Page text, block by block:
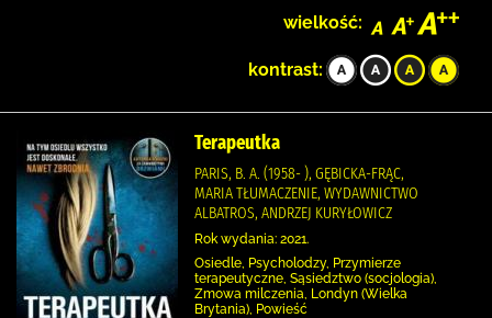
wielkość:
kontrast:
Terapeutka
PARIS, B. A. (1958- ), GĘBICKA-FRĄC,
MARIA TŁUMACZENIE, WYDAWNICTWO
ALBATROS, ANDRZEJ KURYŁOWICZ
Rok wydania: 2021.
Osiedle, Psycholodzy, Przymierze
terapeutyczne, Sąsiedztwo (socjologia),
Zmowa milczenia, Londyn (Wielka
Brytania), Powieść